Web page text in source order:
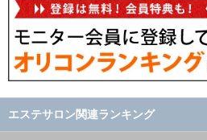
エステサロン関連ランキング